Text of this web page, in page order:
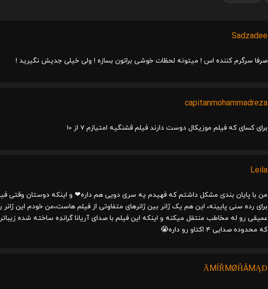
Sadzadee
صرفا سرگرم کننده اس ! میتونه لحظات خوشی براتون بسازه ! ولی خیلی جدیش نگیرید !
capitanmohammadreza
برای کسای که فیلم موزیکال دوست دارند فیلم قشنگیه امتیازم 7 از 10
Leila
من با پایان بندی مشکل داشتم که فهیدم یه سری دویی هم داره❤ و اینکه دوستان وقتی
برای رده سنی پایینه، این هم یک ژانر بین ژانرهای متفاوتی از فیلم هاست،من خودم این
عمیقی رو له مخاطب منتقل میکنه و اینکه این فیلم با صدای آریانا گراندِه ساخته شده
که محدوده صدایی 4 اکتاو رو داره😭
ĀMÍŘMØĤÂMĄĐ